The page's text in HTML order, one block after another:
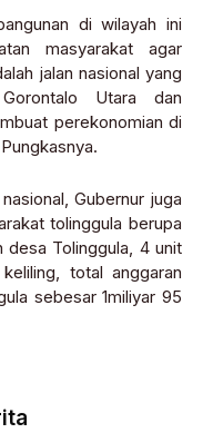
di wilayah ini
masyarakat agar
jalan nasional yang
Utara dan
perekonomian di
Gubernur juga
tolinggula berupa
desa Tolinggula, 4 unit
total anggaran
sebesar 1miliyar 95